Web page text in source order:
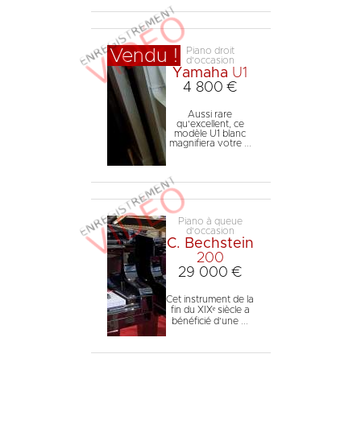
Vendu !
Piano droit
d'occasion
Yamaha U1
4 800 €
Aussi rare
qu'excellent, ce
modèle U1 blanc
magnifiera votre ...
Piano à queue
d'occasion
C. Bechstein
200
29 000 €
Cet instrument de la
fin du XIXᵉ siècle a
bénéficié d’une ...